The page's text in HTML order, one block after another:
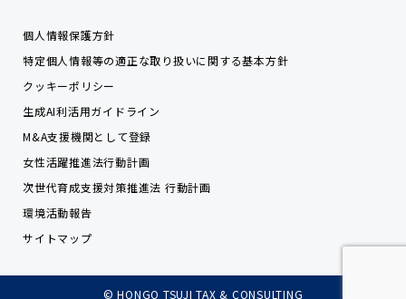
個人情報保護方針
特定個人情報等の適正な取り扱いに関する基本方針
クッキーポリシー
生成AI利活用ガイドライン
M&A支援機関として登録
女性活躍推進法行動計画
次世代育成支援対策推進法 行動計画
環境活動報告
サイトマップ
© HONGO TSUJI TAX & CONSULTING